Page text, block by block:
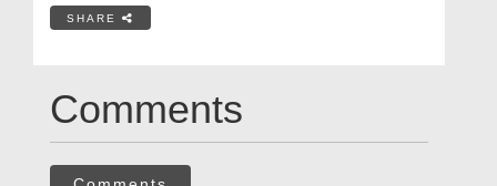
SHARE
Comments